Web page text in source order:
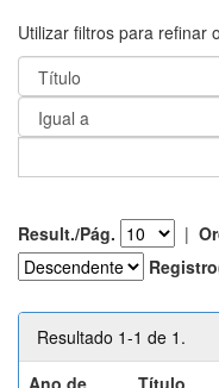
Utilizar filtros para refinar
Result./Pág. |
Resultado 1-1 de 1.
Ano de
Título